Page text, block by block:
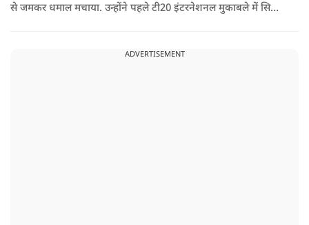
से जमकर धमाल मचाया. उन्होंने पहले टी20 इंटरनेशनल मुकाबले में सिर्फ
ADVERTISEMENT